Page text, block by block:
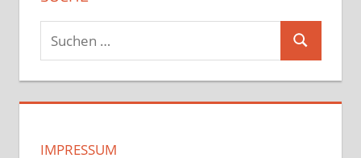
Suchen
nach:
Suchen
IMPRESSUM